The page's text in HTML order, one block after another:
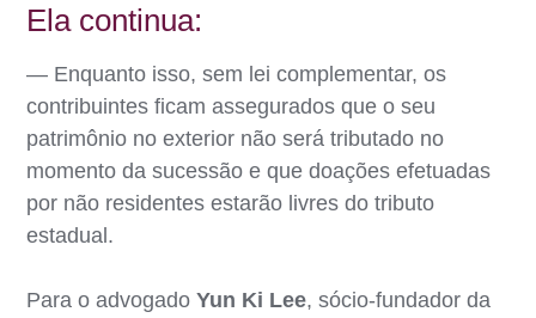
Ela continua:
— Enquanto isso, sem lei complementar, os
contribuintes ficam assegurados que o seu
patrimônio no exterior não será tributado no
momento da sucessão e que doações efetuadas
por não residentes estarão livres do tributo
estadual.
Para o advogadoYun Ki Lee, sócio-fundador da